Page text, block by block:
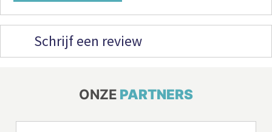
Schrijf een review
ONZE PARTNERS